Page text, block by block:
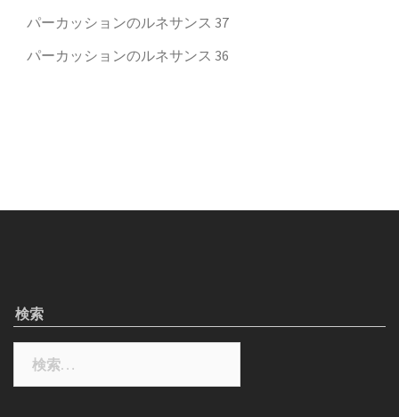
パーカッションのルネサンス 37
パーカッションのルネサンス 36
検索